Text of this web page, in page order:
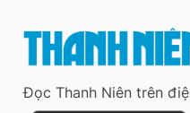
Đọc Thanh Niên trên